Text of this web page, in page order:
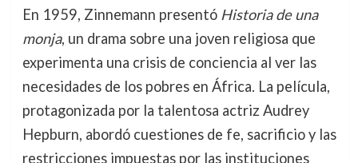
En 1959, Zinnemann presentó Historia de una
monja, un drama sobre una joven religiosa que
experimenta una crisis de conciencia al ver las
necesidades de los pobres en África. La película,
protagonizada por la talentosa actriz Audrey
Hepburn, abordó cuestiones de fe, sacrificio y las
restricciones impuestas por las instituciones